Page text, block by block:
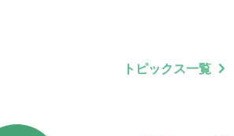
トピックス一覧 chevron_right